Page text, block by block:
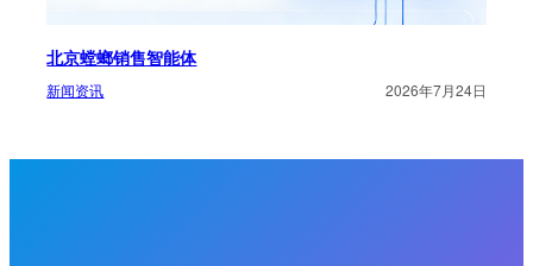
北京螳螂销售智能体
新闻资讯 2026年7月24日